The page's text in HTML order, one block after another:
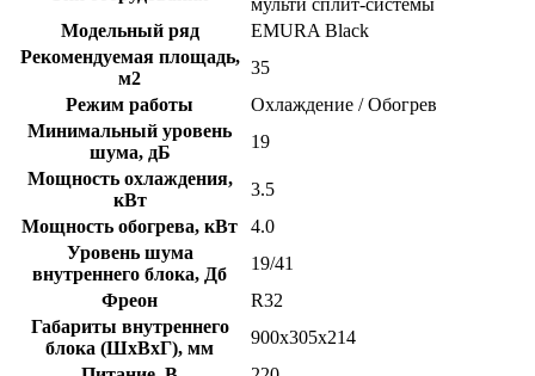
мульти сплит-системы
Модельный ряд
EMURA Black
Рекомендуемая площадь,
м2
35
Режим работы
Охлаждение / Обогрев
Минимальный уровень
шума, дБ
19
Мощность охлаждения,
кВт
3.5
Мощность обогрева, кВт
4.0
Уровень шума
внутреннего блока, Дб
19/41
Фреон
R32
Габариты внутреннего
блока (ШхВхГ), мм
900х305х214